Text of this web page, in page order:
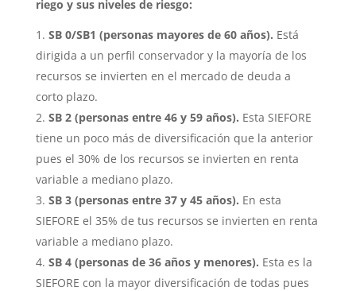
riego y sus niveles de riesgo:
SB 0/SB1 (personas mayores de 60 años). Está
dirigida a un perfil conservador y la mayoría de los
recursos se invierten en el mercado de deuda a
corto plazo.
SB 2 (personas entre 46 y 59 años). Esta SIEFORE
tiene un poco más de diversificación que la anterior
pues el 30% de los recursos se invierten en renta
variable a mediano plazo.
SB 3 (personas entre 37 y 45 años). En esta
SIEFORE el 35% de tus recursos se invierten en renta
variable a mediano plazo.
SB 4 (personas de 36 años y menores). Esta es la
SIEFORE con la mayor diversificación de todas pues